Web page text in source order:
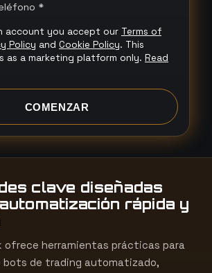
*
account you accept our Terms of
Policy and Cookie Policy. This
as a marketing platform only. Read
COMENZAR
clave diseñadas
rápida y
ofrece herramientas prácticas para
bots de trading automatizado,